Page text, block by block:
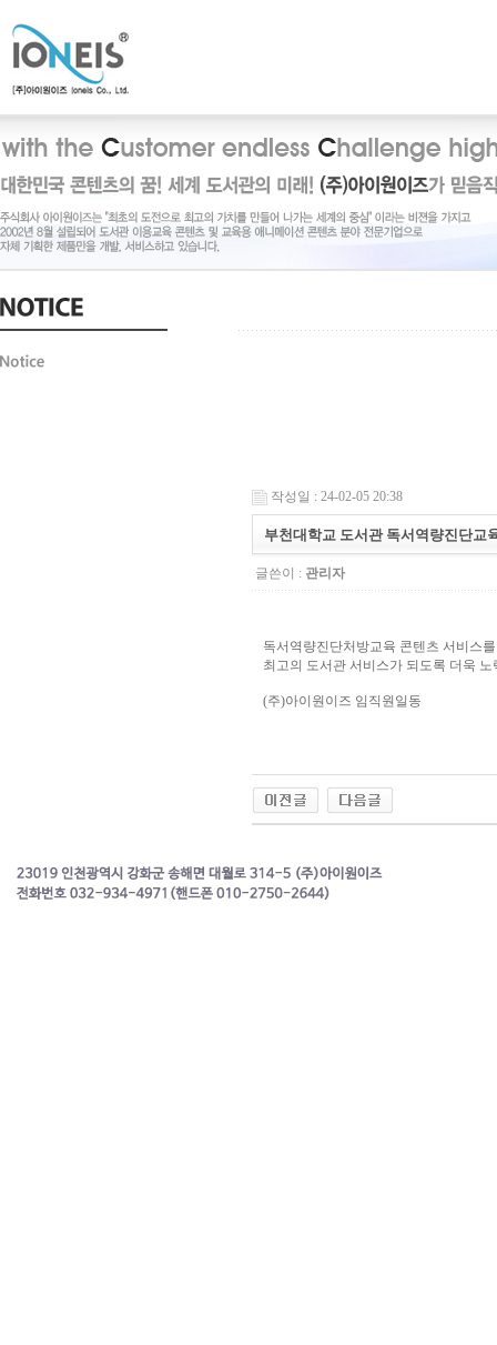
작성일 : 24-02-05 20:38
부천대학교 도서관 독서역량진단교
글쓴이 : 관리자
독서역량진단처방교육 콘텐츠 서비스
최고의 도서관 서비스가 되도록 더욱
(주)아이원이즈 임직원일동